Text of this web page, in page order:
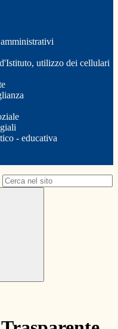
utilizzo dei cellulari
- educativa